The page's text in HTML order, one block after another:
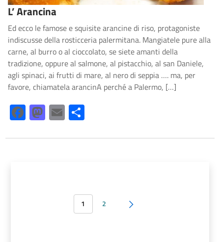
L’ Arancina
Ed ecco le famose e squisite arancine di riso, protagoniste
indiscusse della rosticceria palermitana. Mangiatele pure alla
carne, al burro o al cioccolato, se siete amanti della
tradizione, oppure al salmone, al pistacchio, al san Daniele,
agli spinaci, ai frutti di mare, al nero di seppia …. ma, per
favore, chiamatela arancinA perché a Palermo, […]
FacebookMastodon
Email
1 2 Pagina successiva